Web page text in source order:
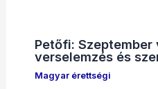
Petőfi: Szeptember
verselemzés és
Magyar érettségi